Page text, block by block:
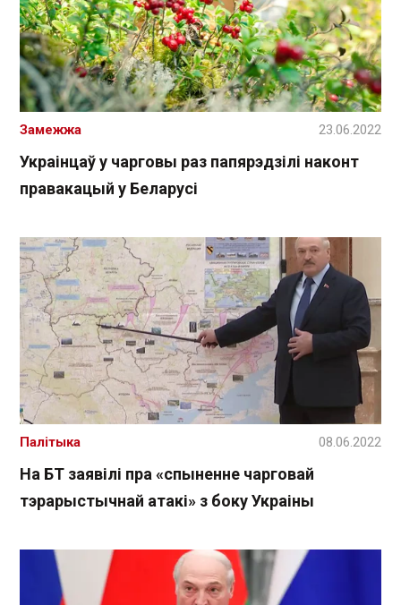
Украінцаў у чарговы раз папярэдзілі наконт
правакацый у Беларусі
Замежжа 23.06.2022
На БТ заявілі пра «спыненне чарговай
тэрарыстычнай атакі» з боку Украіны
Палітыка 08.06.2022